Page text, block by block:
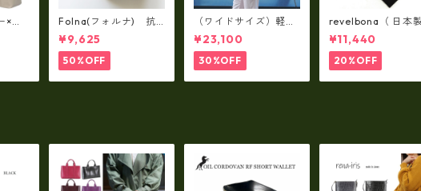
パ
Folna(フォルナ) 抗
菌ソフトスムースレザ
ー トートバッグ / FOL
NA RD fo-083244
¥9,625
50%OFF
（ワイドサイズ）軽
量・牛革製品・2WAY
ヌメ革トートバッグ
（A3サイズ/日本製）
(高収納）ir-02G
¥23,100
30%OFF
revelbona（ 日本製
国産牛革製・お札入
れ ロングウォレッ
ト rl-001
¥11,440
20%OFF